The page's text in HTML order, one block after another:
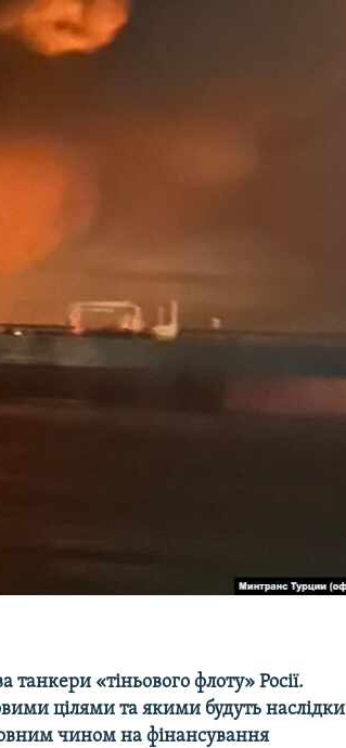
«тіньового флоту» Росії.
цілями та якими будуть наслідки
чином на фінансування